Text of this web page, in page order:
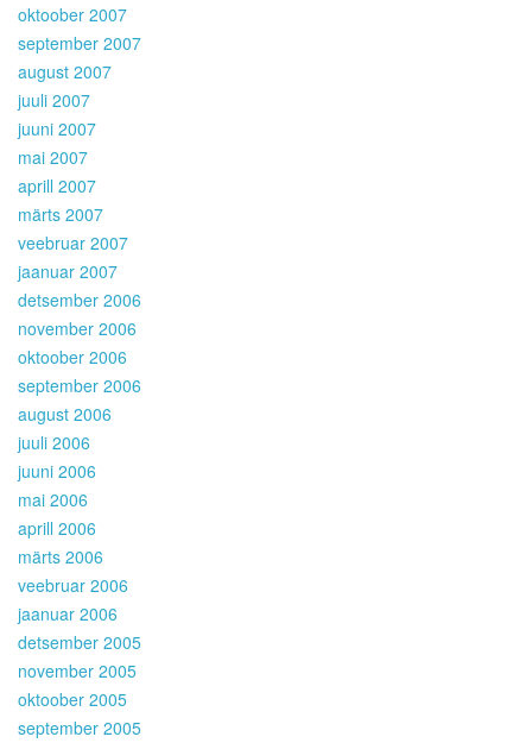
oktoober 2007
september 2007
august 2007
juuli 2007
juuni 2007
mai 2007
aprill 2007
märts 2007
veebruar 2007
jaanuar 2007
detsember 2006
november 2006
oktoober 2006
september 2006
august 2006
juuli 2006
juuni 2006
mai 2006
aprill 2006
märts 2006
veebruar 2006
jaanuar 2006
detsember 2005
november 2005
oktoober 2005
september 2005